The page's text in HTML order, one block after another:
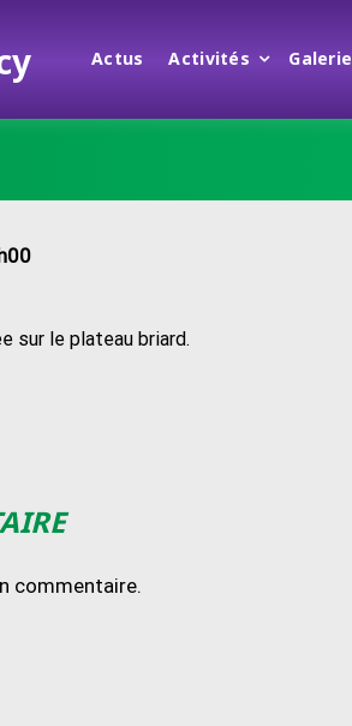
Actus Activités Galerie
sur le plateau briard.
commentaire.